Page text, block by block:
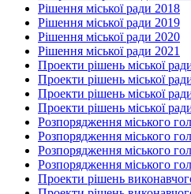
Рішення міської ради 2018
Рішення міської ради 2019
Рішення міської ради 2020
Рішення міської ради 2021
Проекти рішень міської
Проекти рішень міської
Проекти рішень міської
Проекти рішень міської
Розпорядження міського
Розпорядження міського
Розпорядження міського
Розпорядження міського
Проекти рішень